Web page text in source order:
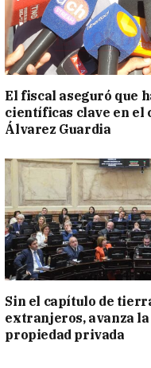
El fiscal aseguró que
científicas clave en el
Álvarez Guardia
Sin el capítulo de
extranjeros, avanza la
propiedad privada